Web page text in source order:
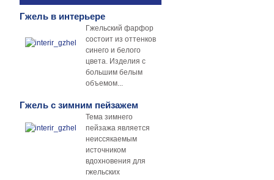
Гжель в интерьере
Гжельский фарфор
состоит из оттенков
синего и белого
цвета. Изделия с
большим белым
объемом...
Гжель с зимним пейзажем
Тема зимнего
пейзажа является
неиссякаемым
источником
вдохновения для
гжельских